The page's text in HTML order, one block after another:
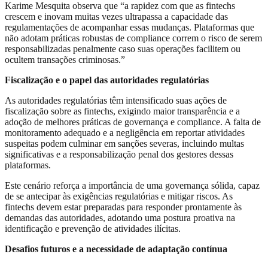
Karime Mesquita observa que “a rapidez com que as fintechs
crescem e inovam muitas vezes ultrapassa a capacidade das
regulamentações de acompanhar essas mudanças. Plataformas que
não adotam práticas robustas de compliance correm o risco de serem
responsabilizadas penalmente caso suas operações facilitem ou
ocultem transações criminosas.”
Fiscalização e o papel das autoridades regulatórias
As autoridades regulatórias têm intensificado suas ações de
fiscalização sobre as fintechs, exigindo maior transparência e a
adoção de melhores práticas de governança e compliance. A falta de
monitoramento adequado e a negligência em reportar atividades
suspeitas podem culminar em sanções severas, incluindo multas
significativas e a responsabilização penal dos gestores dessas
plataformas.
Este cenário reforça a importância de uma governança sólida, capaz
de se antecipar às exigências regulatórias e mitigar riscos. As
fintechs devem estar preparadas para responder prontamente às
demandas das autoridades, adotando uma postura proativa na
identificação e prevenção de atividades ilícitas.
Desafios futuros e a necessidade de adaptação contínua